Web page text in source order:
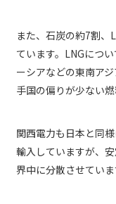
また、石炭の約7割、
ています。LNGにつ
ーシアなどの東南ア
手国の偏りが少ない
関西電力も日本と同
輸入していますが、
界中に分散させていま